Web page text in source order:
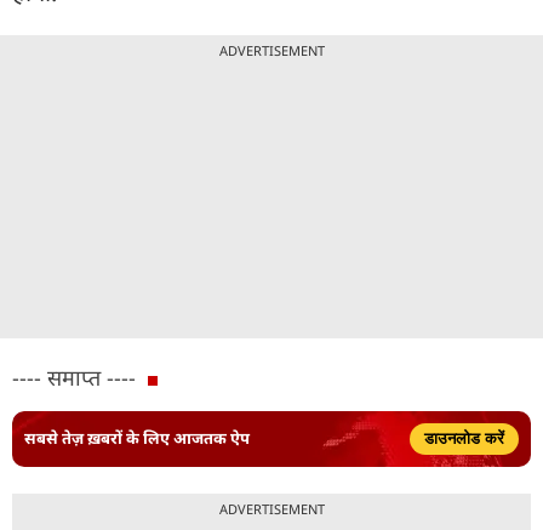
ADVERTISEMENT
---- समाप्त ----
सबसे तेज़ ख़बरों के लिए आजतक ऐप डाउनलोड करें
ADVERTISEMENT